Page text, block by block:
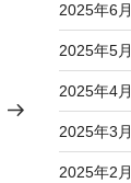
の
2025年6月
2025年5月
2025年4月
2025年3月
2025年2月